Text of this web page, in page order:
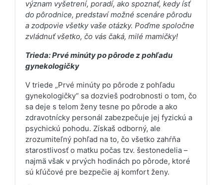
význam vyšetrení, poradí, ako spoznať, kedy ísť
do pôrodnice, predstaví možné scenáre pôrodu
a zodpovie všetky vaše otázky. Poďme spoločne
zvládnuť všetko, čo vás čaká, milé mamičky!
Trieda: Prvé minúty po pôrode z pohľadu
gynekologičky
V triede „Prvé minúty po pôrode z pohľadu
gynekologičky“ sa dozvieš podrobnosti o tom, čo
sa deje s telom ženy tesne po pôrode a ako
zdravotnícky personál zabezpečuje jej fyzickú a
psychickú pohodu. Získaš odborný, ale
zrozumiteľný pohľad na to, čo všetko zahŕňa
starostlivosť o matku počas tzv. šestonedelia –
najmä však v prvých hodinách po pôrode, ktoré
sú kľúčové pre bezpečie aj komfort ženy.